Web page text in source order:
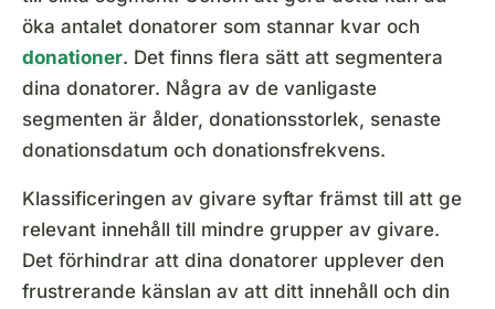
öka antalet donatorer som stannar kvar och
donationer. Det finns flera sätt att segmentera
dina donatorer. Några av de vanligaste
segmenten är ålder, donationsstorlek, senaste
donationsdatum och donationsfrekvens.
Klassificeringen av givare syftar främst till att ge
relevant innehåll till mindre grupper av givare.
Det förhindrar att dina donatorer upplever den
frustrerande känslan av att ditt innehåll och din